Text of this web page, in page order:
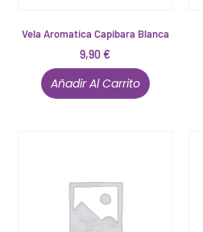
Vela Aromatica Capibara Blanca
9,90€
Añadir Al Carrito